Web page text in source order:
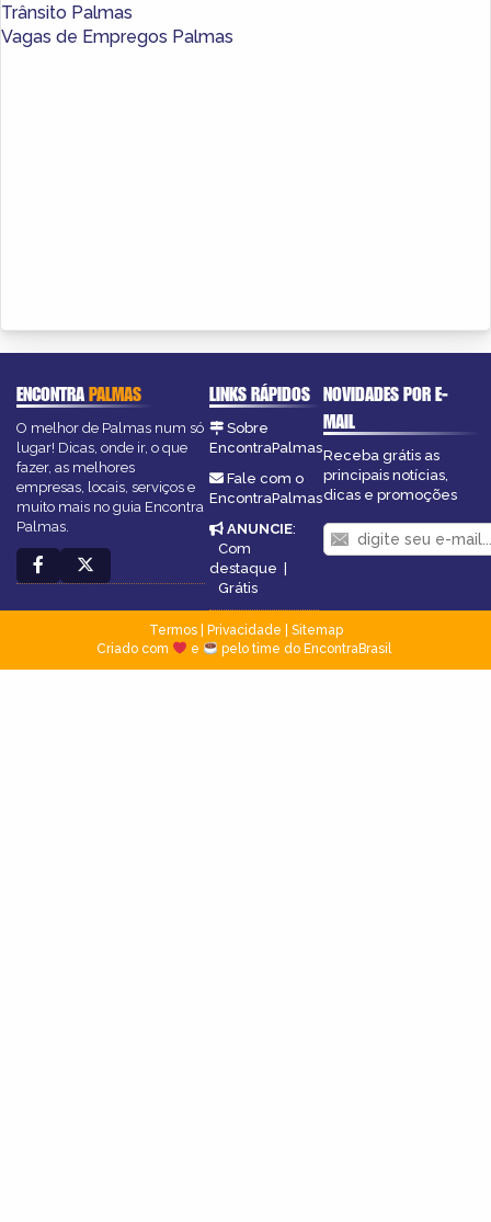
Trânsito Palmas
Vagas de Empregos Palmas
ENCONTRAPALMAS
O melhor de Palmas num só
lugar! Dicas, onde ir, o que
fazer, as melhores
empresas, locais, serviços e
muito mais no guia Encontra
Palmas.
LINKS RÁPIDOS
Sobre
EncontraPalmas
Fale com o
EncontraPalmas
ANUNCIE:
Com
destaque |
Grátis
NOVIDADES POR E-
MAIL
Receba grátis as
principais notícias,
dicas e promoções
Termos| Privacidade
Sitemap
Criado com
e pelo time do EncontraBrasil